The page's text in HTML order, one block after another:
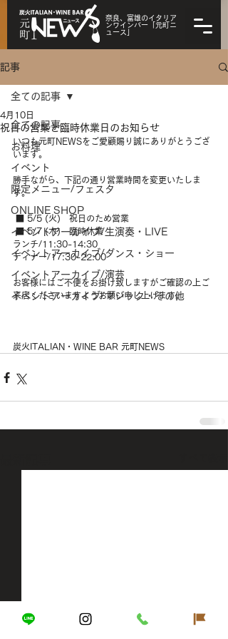
奈良、富雄のイタリア
ンワインバー「元町ニ
ュース」
記事
全ての記事
お料理
イベント
限定メニュー/フェスタ
ONLINE SHOP
イベントアーカイブ/生演奏・LIVE
イベントアーカイブ/ダンス・ショー
イベントアーカイブ/演芸
イベントアーカイブ/マジック・その他
全ての記事
祝日の営業と臨時休業日のお知らせ
4月10日
いつも元町NEWSをご愛顧賜り誠にありがとうござ
います。
勝手ながら、下記の通り営業時間を変更いたしま
す。
■ 5/5 (火)   祝日のため営業
■ 5/7 (木)　臨時休業
ランチ/11:30-14:30
ディナー/17:30-22:00
お客様にはご不便をお掛け致しますがご確認の上ご
来店くださいますようお願い申し上げます。
炭火ITALIAN・WINE BAR 元町NEWS